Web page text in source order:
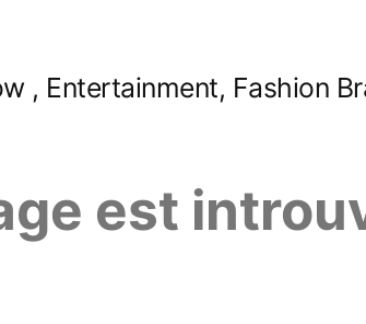
, Entertainment, Fashion
est